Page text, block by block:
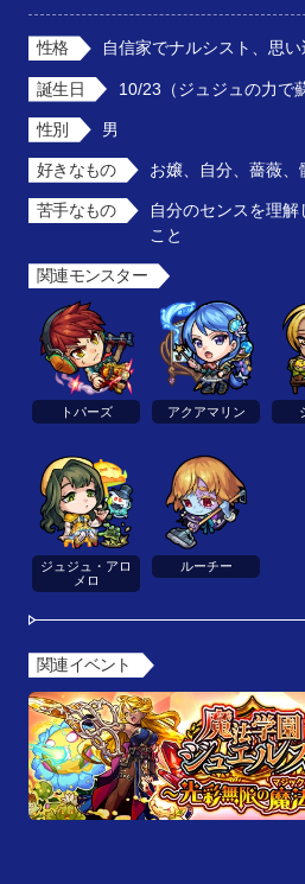
性格 自信家でナルシスト、思
誕生日 10/23（ジュジュの力で
性別 男
好きなもの お嬢、自分、薔薇、
苦手なもの
自分のセンスを理
こと
関連モンスター
トパーズ アクアマリン
ジュジュ・アロ
メロ
ルーチー
関連イベント